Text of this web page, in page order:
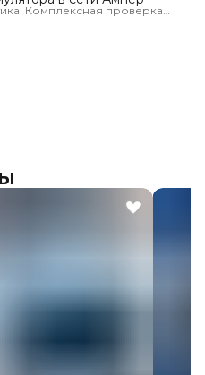
Комплексная проверка
чтобы вы были уверены, что
когда нужно.